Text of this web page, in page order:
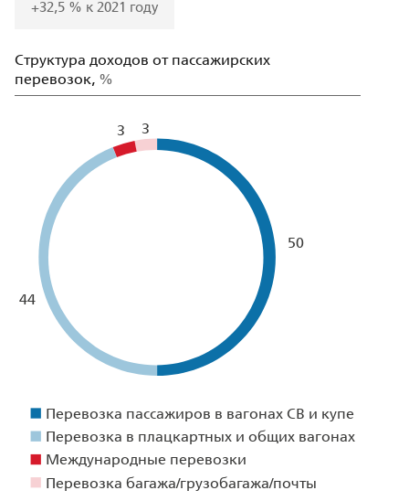
Структура доходов от пассажирских
перевозок, %
50
3
3
44
Перевозка пассажиров в вагонах СВ и купе
Перевозка в плацкартных и общих вагонах
Международные перевозки
Перевозка багажа/грузобагажа/почты
+32,5 % к 2021 году